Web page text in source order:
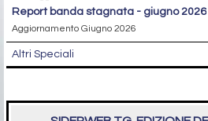
report banda stagnata - giugno 2026
Aggiornamento Giugno 2026
Altri Speciali